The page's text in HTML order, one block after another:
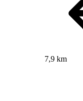
7,9 km